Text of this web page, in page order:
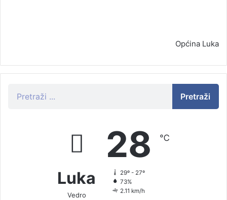
Općina Luka
Pretraži
Luka
Vedro
28 ℃
29º - 27º
73%
2.11 km/h